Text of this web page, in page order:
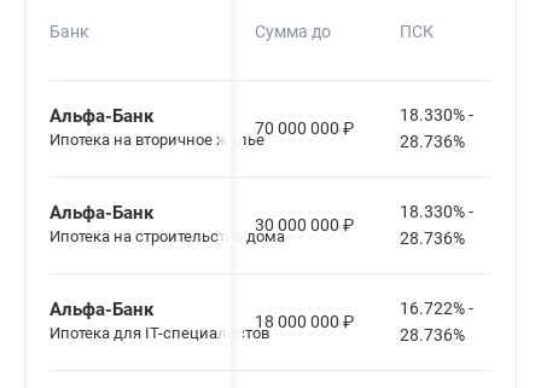
Банк Сумма до ПСК
Альфа-Банк
Ипотека на вторичное жилье
70 000 000 ₽
18.330% -
28.736%
Альфа-Банк
Ипотека на строительство дома
30 000 000 ₽
18.330% -
28.736%
Альфа-Банк
Ипотека для IT-специалистов
18 000 000 ₽
16.722% -
28.736%